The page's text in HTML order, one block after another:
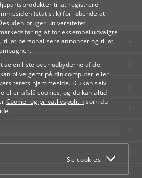
til at registrere
(statistik) for løbende at
bruger universitetet
af for eksempel udvalgte
til at personalisere annoncer og til at
se en liste over udbyderne af de
blive gemt på din computer eller
hjemmeside. Du kan selv
eller afslå cookies, og du kan altid
Cookie- og privatlivspolitiksom du
afslå Se cookies
Læring
ANSATTE